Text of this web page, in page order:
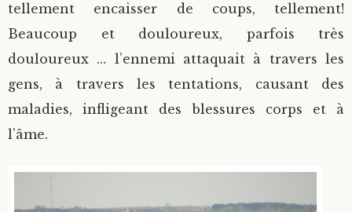
tellement encaisser de coups, tellement!
Beaucoup et douloureux, parfois très
douloureux … l’ennemi attaquait à travers les
gens, à travers les tentations, causant des
maladies, infligeant des blessures corps et à
l’âme.